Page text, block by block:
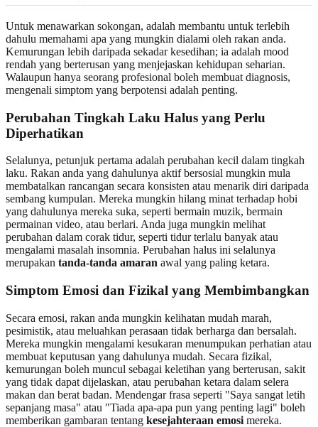
Untuk menawarkan sokongan, adalah membantu untuk terlebih
dahulu memahami apa yang mungkin dialami oleh rakan anda.
Kemurungan lebih daripada sekadar kesedihan; ia adalah mood
rendah yang berterusan yang menjejaskan kehidupan seharian.
Walaupun hanya seorang profesional boleh membuat diagnosis,
mengenali simptom yang berpotensi adalah penting.
Perubahan Tingkah Laku Halus yang Perlu
Diperhatikan
Selalunya, petunjuk pertama adalah perubahan kecil dalam tingkah
laku. Rakan anda yang dahulunya aktif bersosial mungkin mula
membatalkan rancangan secara konsisten atau menarik diri daripada
sembang kumpulan. Mereka mungkin hilang minat terhadap hobi
yang dahulunya mereka suka, seperti bermain muzik, bermain
permainan video, atau berlari. Anda juga mungkin melihat
perubahan dalam corak tidur, seperti tidur terlalu banyak atau
mengalami masalah insomnia. Perubahan halus ini selalunya
merupakan tanda-tanda amaran awal yang paling ketara.
Simptom Emosi dan Fizikal yang Membimbangkan
Secara emosi, rakan anda mungkin kelihatan mudah marah,
pesimistik, atau meluahkan perasaan tidak berharga dan bersalah.
Mereka mungkin mengalami kesukaran menumpukan perhatian atau
membuat keputusan yang dahulunya mudah. Secara fizikal,
kemurungan boleh muncul sebagai keletihan yang berterusan, sakit
yang tidak dapat dijelaskan, atau perubahan ketara dalam selera
makan dan berat badan. Mendengar frasa seperti "Saya sangat letih
sepanjang masa" atau "Tiada apa-apa pun yang penting lagi" boleh
memberikan gambaran tentang kesejahteraan emosi mereka.